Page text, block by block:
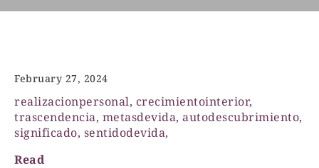
February 27, 2024
realizacionpersonal, crecimientointerior,
trascendencia, metasdevida, autodescubrimiento,
significado, sentidodevida,
Read